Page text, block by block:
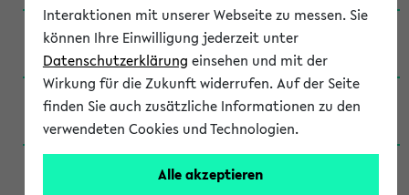
Anglistik: British and American Studies / B.A.
(Einschreibung bis SoSe 2015)
Anglistik: British and American Studies / B.A.
(Einschreibung bis SoSe 2013)
Anglistik: British and American Studies / Ba
(Einschreibung bis SoSe 2011)
Interaktionen mit unserer Webseite zu messen. Sie
können Ihre Einwilligung jederzeit unter
Datenschutzerklärung einsehen und mit der
Wirkung für die Zukunft widerrufen. Auf der Seite
finden Sie auch zusätzliche Informationen zu den
verwendeten Cookies und Technologien.
Alle akzeptieren